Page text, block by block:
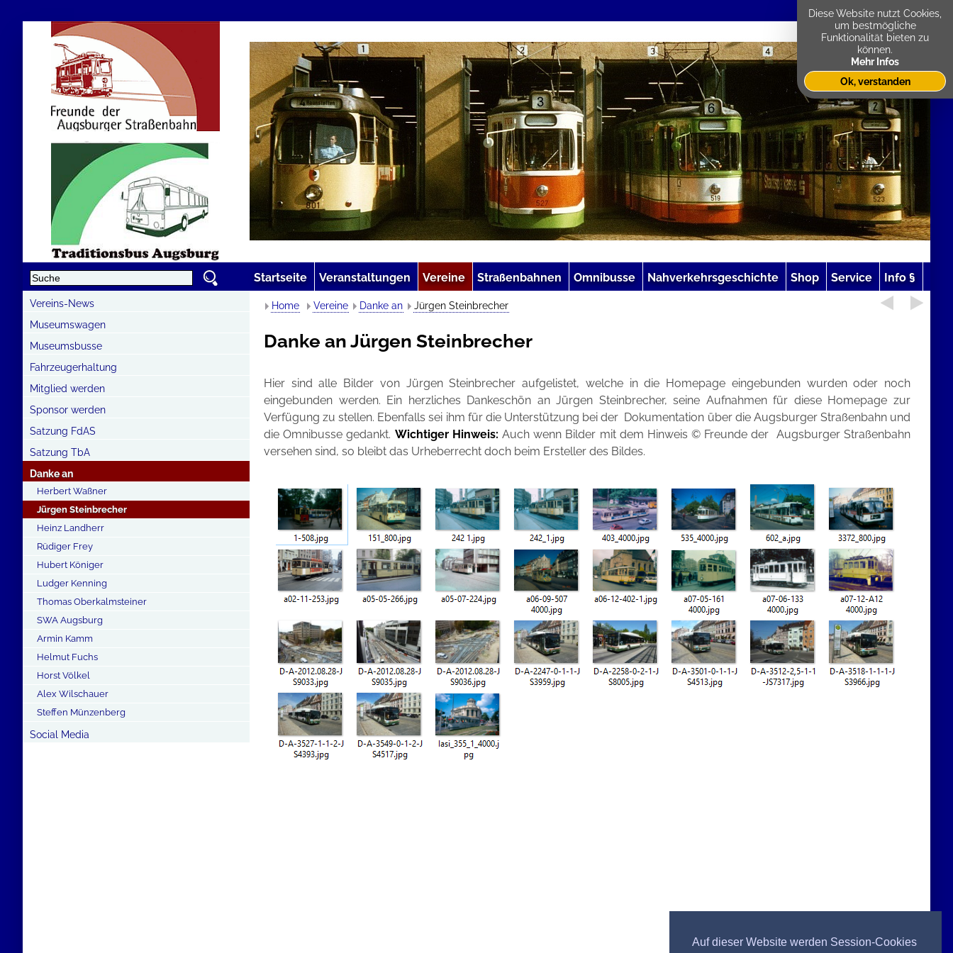
Auf dieser Website werden Session-Cookies
Startseite Veranstaltungen Vereine Straßenbahnen Omnibusse Nahverkehrsgeschichte Shop Service Info §
Vereins-News
Museumswagen
Museumsbusse
Fahrzeugerhaltung
Mitglied werden
Sponsor werden
Satzung FdAS
Satzung TbA
Danke an
Herbert Waßner
Jürgen Steinbrecher
Heinz Landherr
Rüdiger Frey
Hubert Königer
Ludger Kenning
Thomas Oberkalmsteiner
SWA Augsburg
Armin Kamm
Helmut Fuchs
Horst Völkel
Alex Wilschauer
Steffen Münzenberg
Social Media
Home Vereine Danke an Jürgen Steinbrecher
Danke an Jürgen Steinbrecher
Hier sind alle Bilder von Jürgen Steinbrecher aufgelistet, welche in die Homepage eingebunden wurden oder noch
eingebunden werden. Ein herzliches Dankeschön an Jürgen Steinbrecher, seine Aufnahmen für diese Homepage zur
Verfügung zu stellen. Ebenfalls sei ihm für die Unterstützung bei der Dokumentation über die Augsburger Straßenbahn und
die Omnibusse gedankt. Wichtiger Hinweis: Auch wenn Bilder mit dem Hinweis © Freunde der Augsburger Straßenbahn
versehen sind, so bleibt das Urheberrecht doch beim Ersteller des Bildes.
Diese Website nutzt Cookies,
um bestmögliche
Funktionalität bieten zu
können.
Mehr Infos
Ok, verstanden